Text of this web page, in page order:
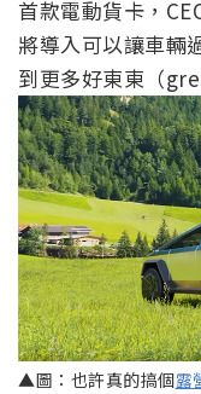
首款電動貨卡，
將導入可以讓車輛
到更多好東東（
▲圖：也許真的搞個露